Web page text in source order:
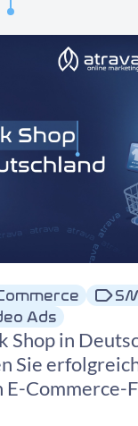
Ads
Shop in
Sie
E-Commerce-